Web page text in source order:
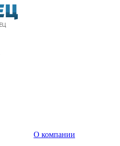
О компании